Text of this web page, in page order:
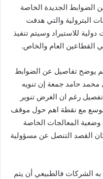
الضوابط الجديدة الخاصة
البترولية والتي هدفت
للاستيراد وسيتم تنفيذ
القطاعين العام والخاص.
يوضح تفاصيل عن الضوابط
حامد جمعة إن تنويه
رغم ان الغرض تنوير
موسع مع نقطة اهم حول موقف
وضعية المعالجات الخاصة
كان القصد التنصل عن مسؤولية
الشركات فالطبيعي أن يتم